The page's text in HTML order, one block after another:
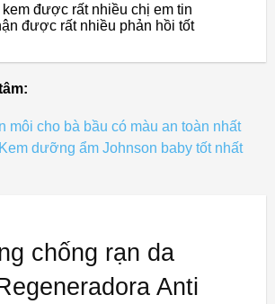
được rất nhiều chị em tin
được rất nhiều phản hồi tốt
môi cho bà bầu có màu an toàn nhất
dưỡng ẩm Johnson baby tốt nhất
chống rạn da
Anti